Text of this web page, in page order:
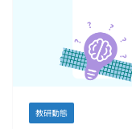
教研動態